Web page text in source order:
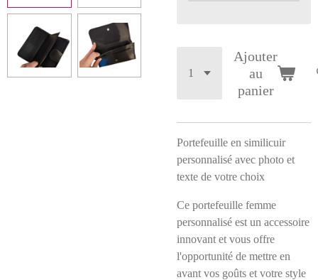
Ajouter
au
panier
Portefeuille en similicuir
personnalisé avec photo et
texte de votre choix
Ce portefeuille femme
personnalisé est un accessoire
innovant et vous offre
l'opportunité de mettre en
avant vos goûts et votre style